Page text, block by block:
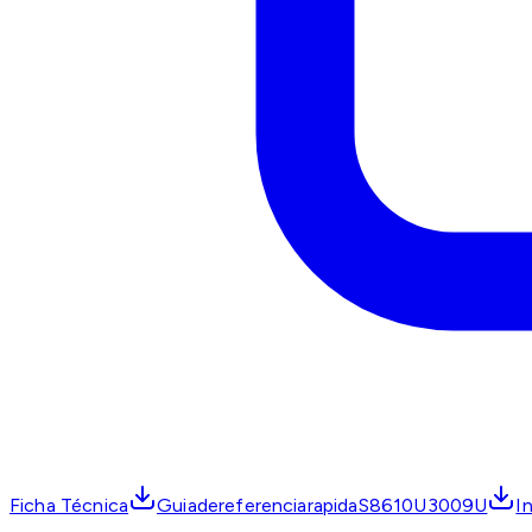
Ficha Técnica GuiadereferenciarapidaS8610U3009U